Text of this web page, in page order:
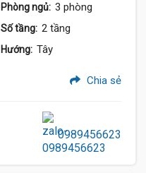
Phòng ngủ: 3 phòng
Số tầng: 2 tầng
Hướng: Tây
Chia sẻ
0989456623